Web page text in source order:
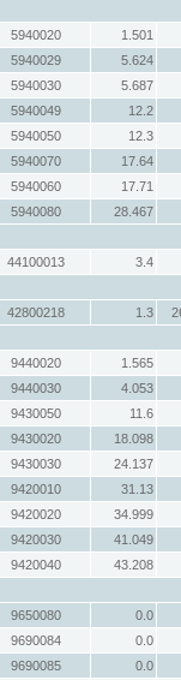
5940020
1.501
5940029
5.624
5940030
5.687
5940049
12.2
5940050
12.3
5940070
17.64
5940060
17.71
5940080
28.467
44100013
3.4
42800218 1.3
9440020
1.565
9440030
4.053
9430050
11.6
9430020
18.098
9430030
24.137
9420010
31.13
9420020
34.999
9420030
41.049
9420040
43.208
9650080
0.0
9690084
0.0
9690085
0.0